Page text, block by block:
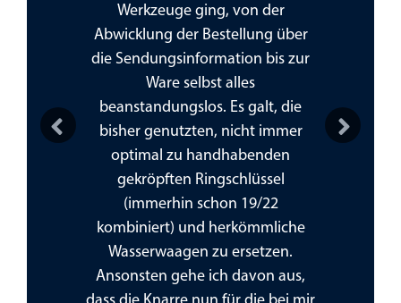
Werkzeuge ging, von der
Abwicklung der Bestellung über
die Sendungsinformation bis zur
Ware selbst alles
beanstandungslos. Es galt, die
bisher genutzten, nicht immer
optimal zu handhabenden
gekröpften Ringschlüssel
(immerhin schon 19/22
kombiniert) und herkömmliche
Wasserwaagen zu ersetzen.
Ansonsten gehe ich davon aus,